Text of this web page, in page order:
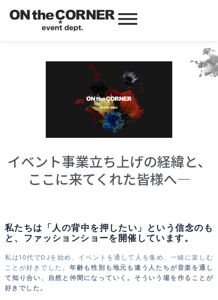
About us
事業について
イベント事業立ち上げの経緯と、
ここに来てくれた皆様へ―
私たちは「人の背中を押したい」という信念のも
と、ファッションショーを開催しています。
私は10代でDJを始め、イベントを通して人を集め、一緒に楽しむ
ことが好きでした。 年齢も性別も地元も違う人たちが音楽を通し
て知り合い、自然と仲間になっていく。そういう場を作ることが
好きでした。